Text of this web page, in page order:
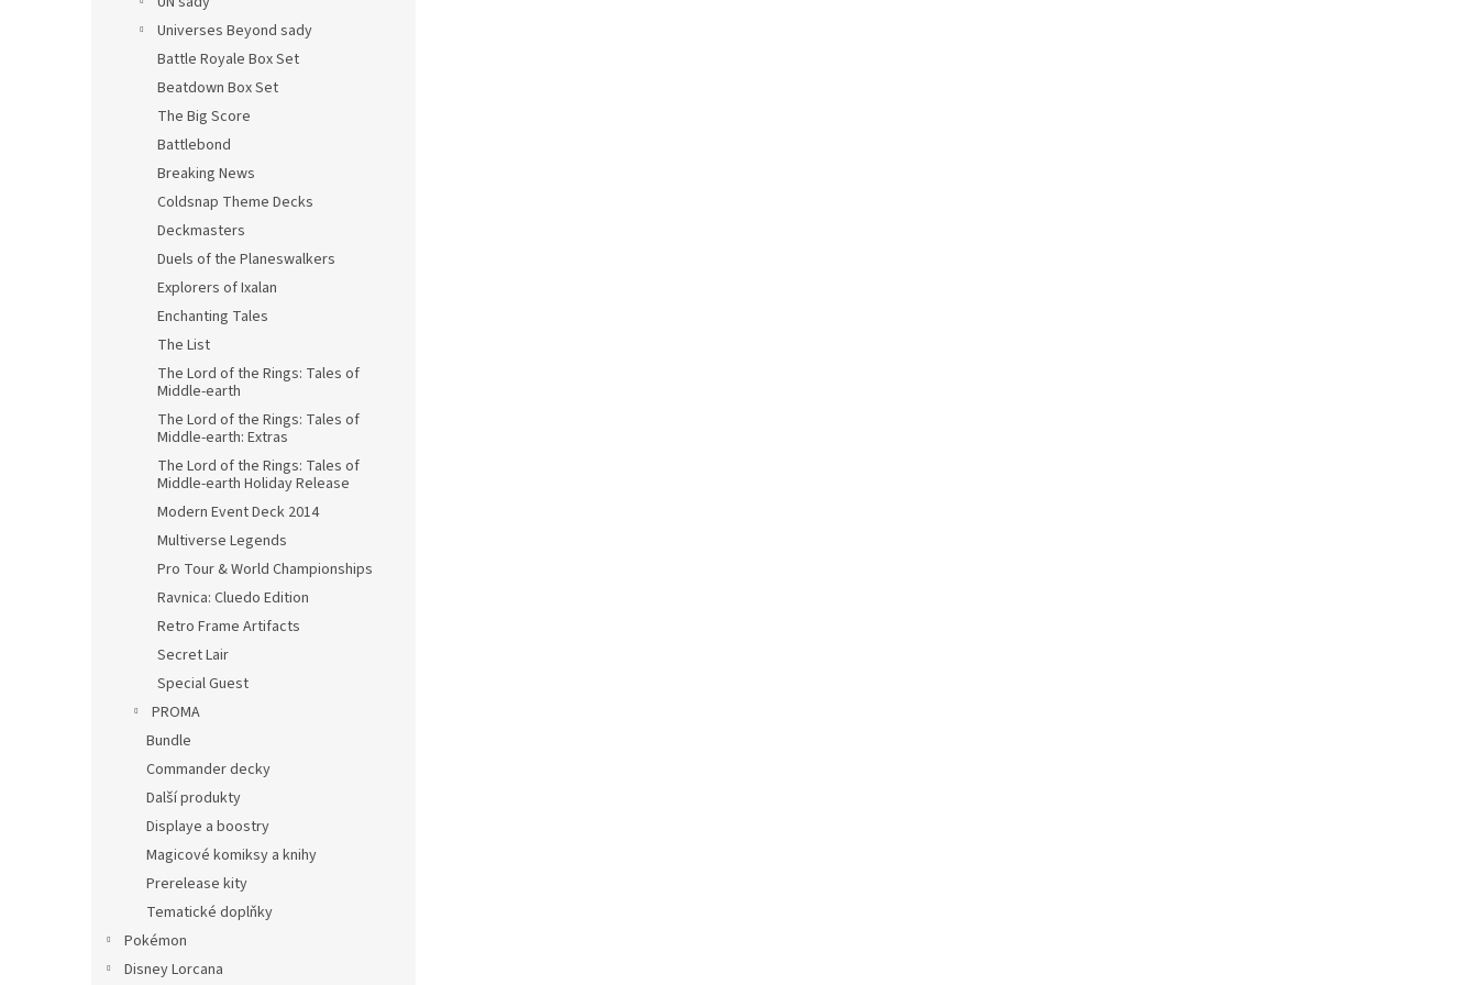
Universes Beyond sady
Battle Royale Box Set
Beatdown Box Set
The Big Score
Battlebond
Breaking News
Coldsnap Theme Decks
Deckmasters
Duels of the Planeswalkers
Explorers of Ixalan
Enchanting Tales
The List
The Lord of the Rings: Tales of
Middle-earth
The Lord of the Rings: Tales of
Middle-earth: Extras
The Lord of the Rings: Tales of
Middle-earth Holiday Release
Modern Event Deck 2014
Multiverse Legends
Pro Tour & World Championships
Ravnica: Cluedo Edition
Retro Frame Artifacts
Secret Lair
Special Guest
PROMA
Bundle
Commander decky
Další produkty
Displaye a boostry
Magicové komiksy a knihy
Prerelease kity
Tematické doplňky
Pokémon
Disney Lorcana